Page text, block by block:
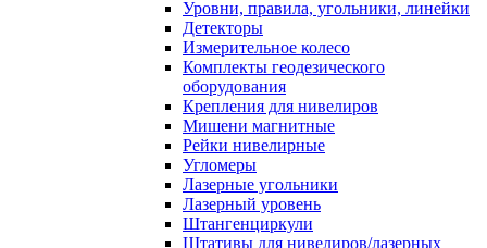
Уровни, правила, угольники, линейки
Детекторы
Измерительное колесо
Комплекты геодезического
оборудования
Крепления для нивелиров
Мишени магнитные
Рейки нивелирные
Угломеры
Лазерные угольники
Лазерный уровень
Штангенциркули
Штативы для нивелиров/лазерных